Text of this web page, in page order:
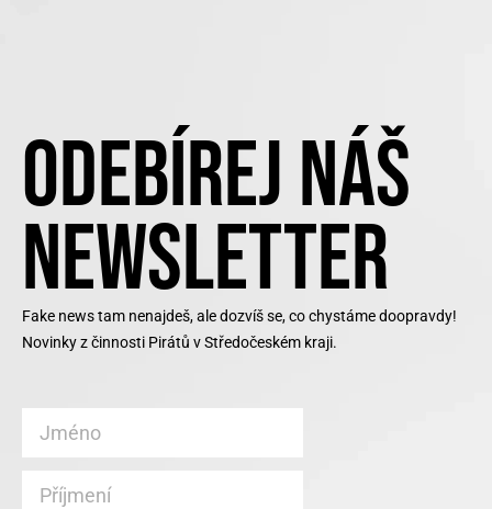
ODEBÍREJ NÁŠ
NEWSLETTER
Fake news tam nenajdeš, ale dozvíš se, co chystáme doopravdy!
Novinky z činnosti Pirátů v Středočeském kraji.